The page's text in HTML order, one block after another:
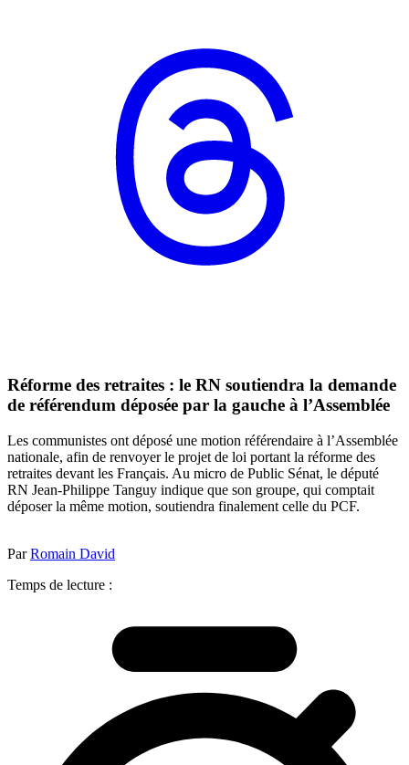
Réforme des retraites : le RN soutiendra la demande
de référendum déposée par la gauche à l’Assemblée
Les communistes ont déposé une motion référendaire à l’Assemblée
nationale, afin de renvoyer le projet de loi portant la réforme des
retraites devant les Français. Au micro de Public Sénat, le député
RN Jean-Philippe Tanguy indique que son groupe, qui comptait
déposer la même motion, soutiendra finalement celle du PCF.
ParRomain David
Temps de lecture :